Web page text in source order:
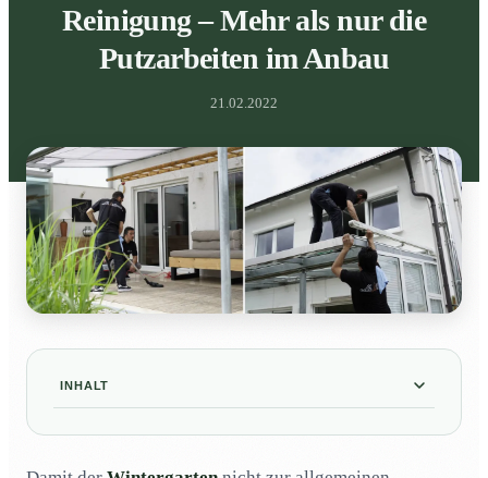
Reinigung – Mehr als nur die
Putzarbeiten im Anbau
21.02.2022
INHALT
Was ist ein Wintergarten?